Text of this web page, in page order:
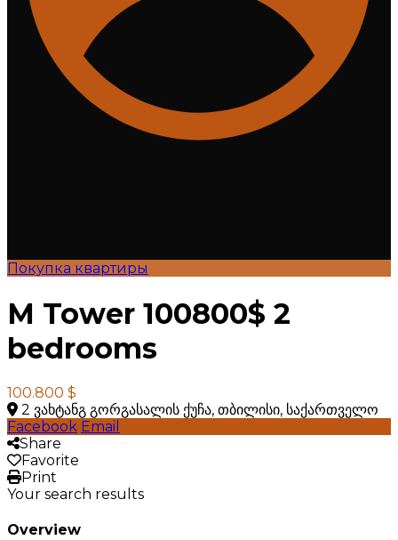
Покупка квартиры
M Tower 100800$ 2
bedrooms
100.800 $
2 ვახტანგ გორგასალის ქუჩა, თბილისი, საქართველო
Facebook Email
Share
Favorite
Print
Your search results
Overview